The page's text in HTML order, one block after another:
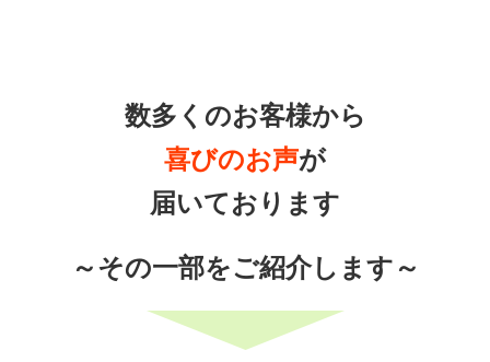
数多くのお客様から
喜びのお声が
届いております
～その一部をご紹介します～